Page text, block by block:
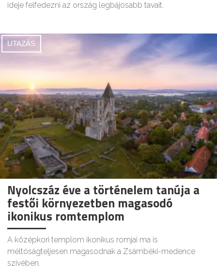
ideje felfedezni az ország legbájosabb tavait.
UTAZÁS
Nyolcszáz éve a történelem tanúja a
festői környezetben magasodó
ikonikus romtemplom
A középkori templom ikonikus romjai ma is
méltóságteljesen magasodnak a Zsámbéki-medence
szívében.